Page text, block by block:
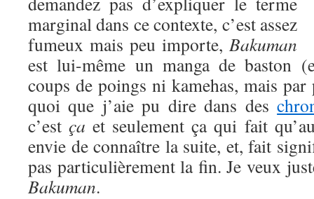
marginal dans ce contexte, c’est assez
fumeux mais peu importe, Bakuman
est lui-même un manga de baston
coups de poings ni kamehas, mais
quoi que j’aie pu dire dans des
c’estça et seulement ça qui fait
envie de connaître la suite, et, fait
pas particulièrement la fin. Je veux
Bakuman.